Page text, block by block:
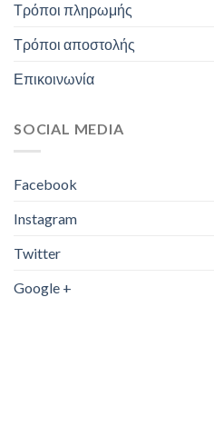
Τρόποι πληρωμής
Τρόποι αποστολής
Επικοινωνία
SOCIAL MEDIA
Facebook
Instagram
Twitter
Google +